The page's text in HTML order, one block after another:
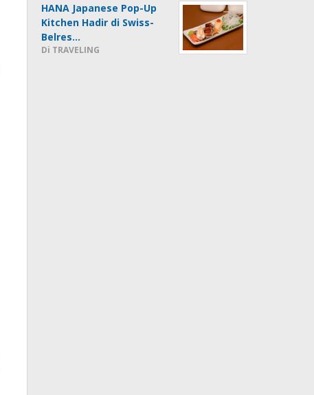
HANA Japanese Pop-Up
Kitchen Hadir di Swiss-
Belres…
Di TRAVELING